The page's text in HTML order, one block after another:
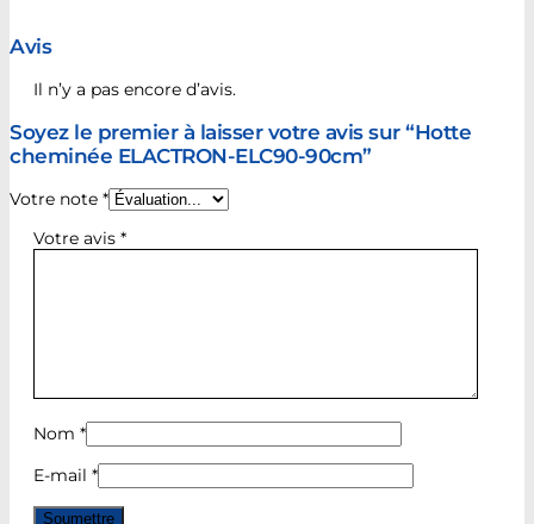
Avis
Il n’y a pas encore d’avis.
Soyez le premier à laisser votre avis sur “Hotte
cheminée ELACTRON-ELC90-90cm”
Votre note *
Votre avis *
Nom *
E-mail *